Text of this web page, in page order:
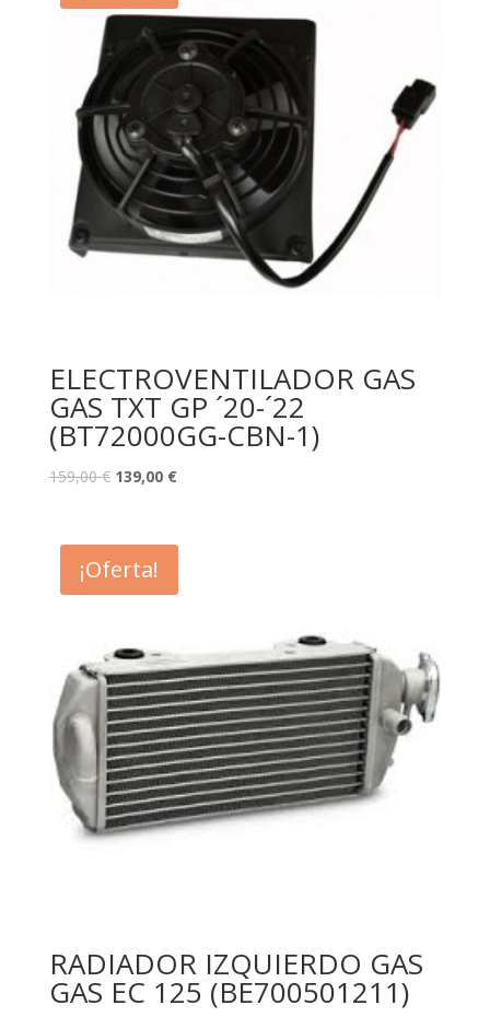
ELECTROVENTILADOR GAS
GAS TXT GP ´20-´22
(BT72000GG-CBN-1)
159,00€ 139,00 €
¡Oferta!
RADIADOR IZQUIERDO GAS
GAS EC 125 (BE700501211)